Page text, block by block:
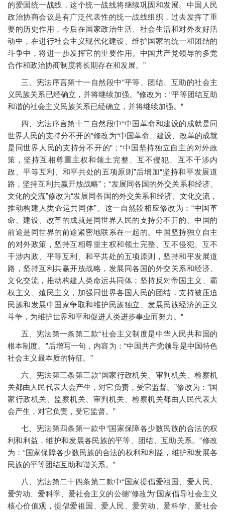
的爱国统一战线，这个统一战线将继续巩固和发展。中国人民
政治协商会议是有广泛代表性的统一战线组织，过去发挥了重
要的历史作用，今后在国家政治生活、社会生活和对外友好活
动中，在进行社会主义现代化建设、维护国家的统一和团结的
斗争中，将进一步发挥它的重要作用。中国共产党领导的多党
合作和政治协商制度将长期存在和发展。”
三、宪法序言第十一自然段中“平等、团结、互助的社会主
义民族关系已经确立，并将继续加强。”修改为：“平等团结互助
和谐的社会主义民族关系已经确立，并将继续加强。”
四、宪法序言第十二自然段中“中国革命和建设的成就是同
世界人民的支持分不开的”修改为“中国革命、建设、改革的成就
是同世界人民的支持分不开的”；“中国坚持独立自主的对外政
策，坚持互相尊重主权和领土完整、互不侵犯、互不干涉内
政、平等互利、和平共处的五项原则”后增加“坚持和平发展道
路，坚持互利共赢开放战略”；“发展同各国的外交关系和经济、
文化的交流”修改为“发展同各国的外交关系和经济、文化交流，
推动构建人类命运共同体”。这一自然段相应修改为：“中国革
命、建设、改革的成就是同世界人民的支持分不开的。中国的
前途是同世界的前途紧密地联系在一起的。中国坚持独立自主
的对外政策，坚持互相尊重主权和领土完整、互不侵犯、互不
干涉内政、平等互利、和平共处的五项原则，坚持和平发展道
路，坚持互利共赢开放战略，发展同各国的外交关系和经济、
文化交流，推动构建人类命运共同体；坚持反对帝国主义、霸
权主义、殖民主义，加强同世界各国人民的团结，支持被压迫
民族和发展中国家争取和维护民族独立、发展民族经济的正义
斗争，为维护世界和平和促进人类进步事业而努力。”
五、宪法第一条第二款“社会主义制度是中华人民共和国的
根本制度。”后增写一句，内容为：“中国共产党领导是中国特色
社会主义最本质的特征。”
六、宪法第三条第三款“国家行政机关、审判机关、检察机
关都由人民代表大会产生，对它负责，受它监督。”修改为：“国
家行政机关、监察机关、审判机关、检察机关都由人民代表大
会产生，对它负责，受它监督。”
七、宪法第四条第一款中“国家保障各少数民族的合法的权
利和利益，维护和发展各民族的平等、团结、互助关系。”修改
为：“国家保障各少数民族的合法的权利和利益，维护和发展各
民族的平等团结互助和谐关系。”
八、宪法第二十四条第二款中“国家提倡爱祖国、爱人民、
爱劳动、爱科学、爱社会主义的公德”修改为“国家倡导社会主义
核心价值观，提倡爱祖国、爱人民、爱劳动、爱科学、爱社会